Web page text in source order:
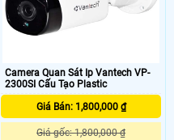
Camera Quan Sát Ip Vantech VP-
2300SI Cấu Tạo Plastic
Giá Bán: 1,800,000 ₫
Giá gốc: 1,800,000 ₫